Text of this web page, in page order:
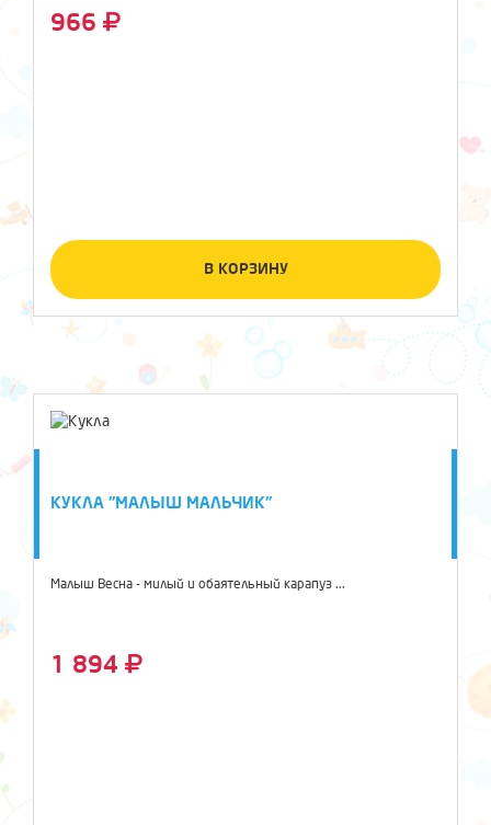
966
В КОРЗИНУ
КУКЛА "МАЛЫШ МАЛЬЧИК"
Малыш Весна - милый и обаятельный карапуз ...
1 894